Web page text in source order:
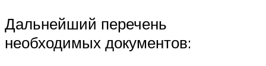
Дальнейший перечень
необходимых документов: